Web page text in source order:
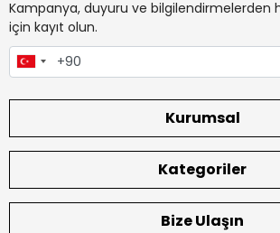
Kampanya, duyuru ve bilgilendirmelerden
için kayıt olun.
Kurumsal
Kategoriler
Bize Ulaşın